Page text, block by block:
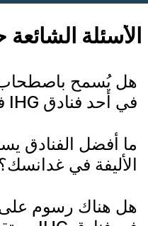
الأسئلة
هل يُسمح باصطحاب
في أحد فنادق IHG في غدانسك؟
ما أفضل الفنادق
الأليفة في
هل هناك رسوم على